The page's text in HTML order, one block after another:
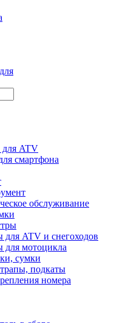
для ATV
смартфона
обслуживание
для ATV и снегоходов
для мотоцикла
сумки
подкаты
номера